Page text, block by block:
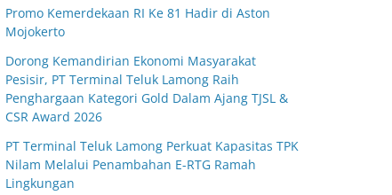
Promo Kemerdekaan RI Ke 81 Hadir di Aston
Mojokerto
Dorong Kemandirian Ekonomi Masyarakat
Pesisir, PT Terminal Teluk Lamong Raih
Penghargaan Kategori Gold Dalam Ajang TJSL &
CSR Award 2026
PT Terminal Teluk Lamong Perkuat Kapasitas TPK
Nilam Melalui Penambahan E-RTG Ramah
Lingkungan